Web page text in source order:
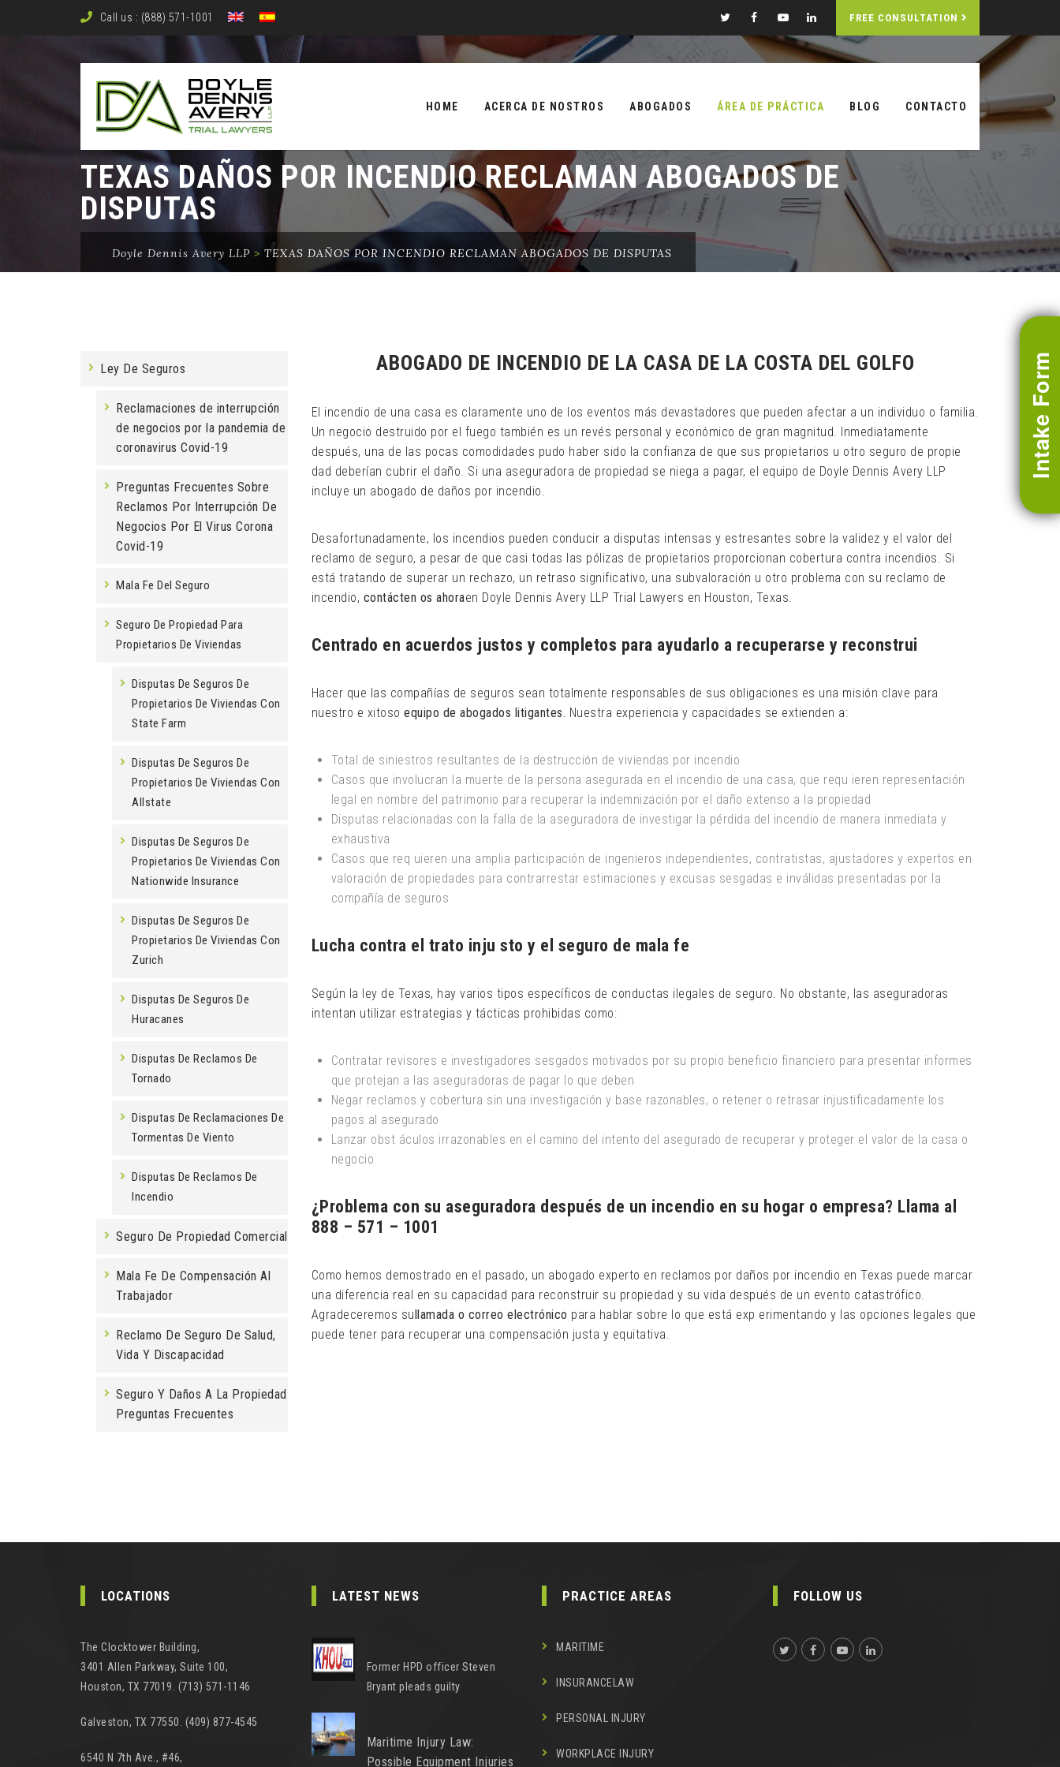
Call us : (888) 571-1001 FREE CONSULTATION
content
HOME ACERCA DE NOSTROS ABOGADOS ÁREA DE PRÁCTICA BLOG CONTACTO
TEXAS DAÑOS POR INCENDIO RECLAMAN ABOGADOS DE
DISPUTAS
Doyle Dennis Avery LLP > TEXAS DAÑOS POR INCENDIO RECLAMAN ABOGADOS DE DISPUTAS
Intake Form
Ley De Seguros
Reclamaciones de interrupción
de negocios por la pandemia de
coronavirus Covid-19
Preguntas Frecuentes Sobre
Reclamos Por Interrupción De
Negocios Por El Virus Corona
Covid-19
Mala Fe Del Seguro
Seguro De Propiedad Para
Propietarios De Viviendas
Disputas De Seguros De
Propietarios De Viviendas Con
State Farm
Disputas De Seguros De
Propietarios De Viviendas Con
Allstate
Disputas De Seguros De
Propietarios De Viviendas Con
Nationwide Insurance
Disputas De Seguros De
Propietarios De Viviendas Con
Zurich
Disputas De Seguros De
Huracanes
Disputas De Reclamos De
Tornado
Disputas De Reclamaciones De
Tormentas De Viento
Disputas De Reclamos De
Incendio
Seguro De Propiedad Comercial
Mala Fe De Compensación Al
Trabajador
Reclamo De Seguro De Salud,
Vida Y Discapacidad
Seguro Y Daños A La Propiedad
Preguntas Frecuentes
ABOGADO DE INCENDIO DE LA CASA DE LA COSTA DEL GOLFO
El incendio de una casa es claramente uno de los eventos más devastadores que pueden afectar a un individuo o familia.
Un negocio destruido por el fuego también es un revés personal y económico de gran magnitud. Inmediatamente
después, una de las pocas comodidades pudo haber sido la confianza de que sus propietarios u otro seguro de propie
dad deberían cubrir el daño. Si una aseguradora de propiedad se niega a pagar, el equipo de Doyle Dennis Avery LLP
incluye un abogado de daños por incendio.
Desafortunadamente, los incendios pueden conducir a disputas intensas y estresantes sobre la validez y el valor del
reclamo de seguro, a pesar de que casi todas las pólizas de propietarios proporcionan cobertura contra incendios. Si
está tratando de superar un rechazo, un retraso significativo, una subvaloración u otro problema con su reclamo de
incendio, contácten os ahoraen Doyle Dennis Avery LLP Trial Lawyers en Houston, Texas.
Centrado en acuerdos justos y completos para ayudarlo a recuperarse y reconstrui
Hacer que las compañías de seguros sean totalmente responsables de sus obligaciones es una misión clave para
nuestro e xitoso equipo de abogados litigantes. Nuestra experiencia y capacidades se extienden a:
Total de siniestros resultantes de la destrucción de viviendas por incendio
Casos que involucran la muerte de la persona asegurada en el incendio de una casa, que requ ieren representación
legal en nombre del patrimonio para recuperar la indemnización por el daño extenso a la propiedad
Disputas relacionadas con la falla de la aseguradora de investigar la pérdida del incendio de manera inmediata y
exhaustiva
Casos que req uieren una amplia participación de ingenieros independientes, contratistas, ajustadores y expertos en
valoración de propiedades para contrarrestar estimaciones y excusas sesgadas e inválidas presentadas por la
compañía de seguros
Lucha contra el trato inju sto y el seguro de mala fe
Según la ley de Texas, hay varios tipos específicos de conductas ilegales de seguro. No obstante, las aseguradoras
intentan utilizar estrategias y tácticas prohibidas como:
Contratar revisores e investigadores sesgados motivados por su propio beneficio financiero para presentar informes
que protejan a las aseguradoras de pagar lo que deben
Negar reclamos y cobertura sin una investigación y base razonables, o retener o retrasar injustificadamente los
pagos al asegurado
Lanzar obst áculos irrazonables en el camino del intento del asegurado de recuperar y proteger el valor de la casa o
negocio
¿Problema con su aseguradora después de un incendio en su hogar o empresa? Llama al
888 – 571 – 1001
Como hemos demostrado en el pasado, un abogado experto en reclamos por daños por incendio en Texas puede marcar
una diferencia real en su capacidad para reconstruir su propiedad y su vida después de un evento catastrófico.
Agradeceremos sullamada o correo electrónico para hablar sobre lo que está exp erimentando y las opciones legales que
puede tener para recuperar una compensación justa y equitativa.
LOCATIONS
The Clocktower Building,
3401 Allen Parkway, Suite 100,
Houston, TX 77019. (713) 571-1146
Galveston, TX 77550. (409) 877-4545
6540 N 7th Ave., #46,
LATEST NEWS
Former HPD officer Steven
Bryant pleads guilty
Maritime Injury Law:
Possible Equipment Injuries
PRACTICE AREAS
MARITIME
INSURANCELAW
PERSONAL INJURY
WORKPLACE INJURY
FOLLOW US